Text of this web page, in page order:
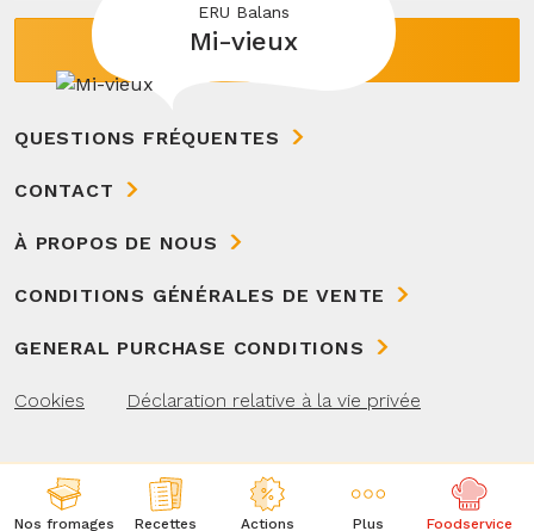
Nos fromages Recettes Actions Plus Foodservice
ERU Balans
Mi-vieux
QUESTIONS FRÉQUENTES
CONTACT
À PROPOS DE NOUS
CONDITIONS GÉNÉRALES DE VENTE
GENERAL PURCHASE CONDITIONS
Cookies Déclaration relative à la vie privée
ENVOYER